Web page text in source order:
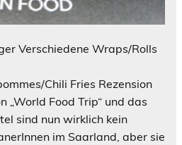
Verschiedene Wraps/Rolls
Chili Fries Rezension
„World Food Trip“ und das
sind nun wirklich kein
im Saarland, aber sie